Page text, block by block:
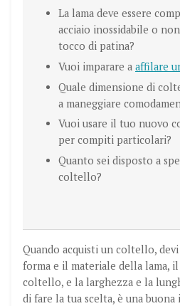
La lama deve essere
acciaio inossidabile o
tocco di patina?
Vuoi imparare a affilare
Quale dimensione di
a maneggiare
Vuoi usare il tuo nuovo
per compiti particolari?
Quanto sei disposto a
coltello?
Quando acquisti un coltello,
forma e il materiale della lama,
coltello, e la larghezza e la
di fare la tua scelta, è una